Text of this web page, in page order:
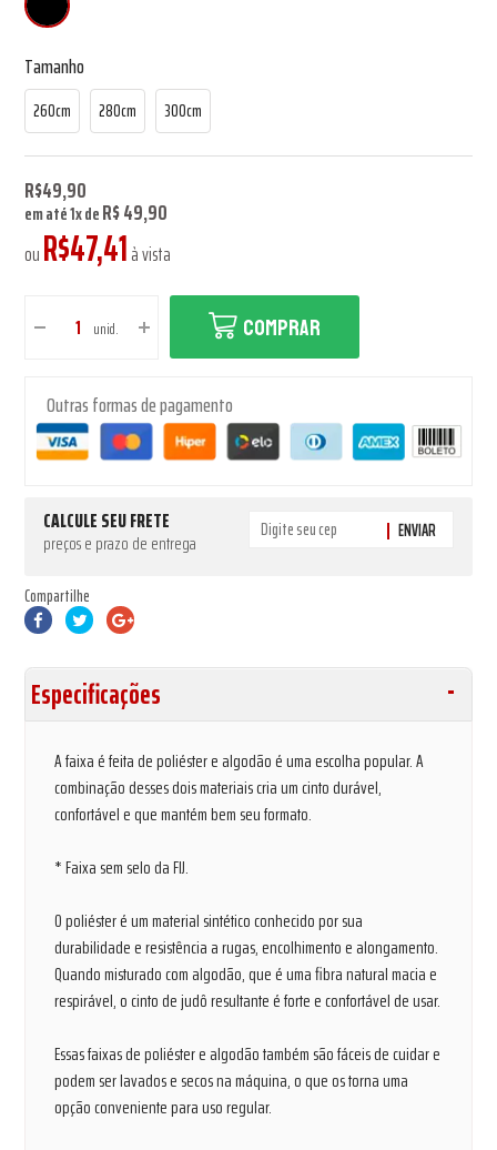
Tamanho
260cm 280cm 300cm
R$49,90
em até1xdeR$ 49,90
ouR$47,41à vista
unid. COMPRAR
Outras formas de pagamento
CALCULE SEU FRETE
preços e prazo de entrega ENVIAR
Compartilhe
Especificações
A faixa é feita de poliéster e algodão é uma escolha popular. A
combinação desses dois materiais cria um cinto durável,
confortável e que mantém bem seu formato.
* Faixa sem selo da FIJ.
O poliéster é um material sintético conhecido por sua
durabilidade e resistência a rugas, encolhimento e alongamento.
Quando misturado com algodão, que é uma fibra natural macia e
respirável, o cinto de judô resultante é forte e confortável de usar.
Essas faixas de poliéster e algodão também são fáceis de cuidar e
podem ser lavados e secos na máquina, o que os torna uma
opção conveniente para uso regular.